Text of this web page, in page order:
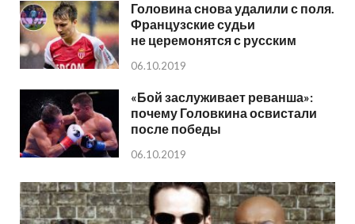
Головина снова удалили с поля.
Французские судьи
не церемонятся с русским
06.10.2019
«Бой заслуживает реванша»:
почему Головкина освистали
после победы
06.10.2019